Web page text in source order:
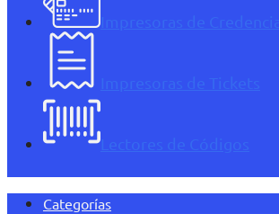
Impresoras de
Impresoras de Tickets
Lectores de Códigos
Categorías